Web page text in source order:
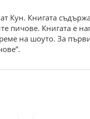
Кун. Книгата
пичове. Книгата е
на шоуто. За